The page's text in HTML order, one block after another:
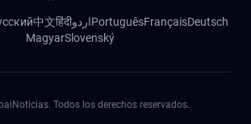
中文हिंदीاردوPortuguêsFrançaisDeutsch
MagyarSlovenský
Todos los derechos reservados.